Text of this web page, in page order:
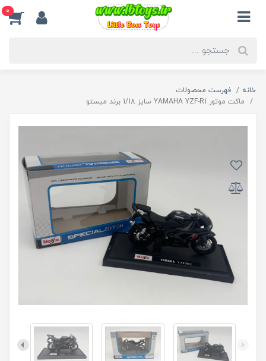
0
خانه
فهرست محصولات
ماکت موتور YAMAHA YZF-R1 سایز 1/18 برند میستو